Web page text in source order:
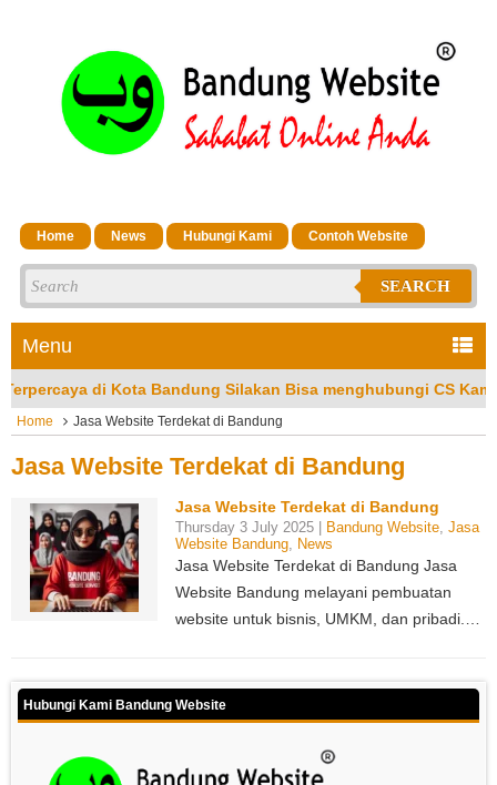
Home News Hubungi Kami Contoh Website
SEARCH
Menu
Bandung Silakan Bisa menghubungi CS Kami di No Hp/Wa:
Home Jasa Website Terdekat di Bandung
Jasa Website Terdekat di Bandung
Jasa Website Terdekat di Bandung
Thursday 3 July 2025 | Bandung Website, Jasa
Website Bandung, News
Jasa Website Terdekat di Bandung Jasa
Website Bandung melayani pembuatan
website untuk bisnis, UMKM, dan pribadi.…
Hubungi Kami Bandung Website